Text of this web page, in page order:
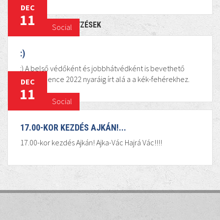
KAPCSOLÓDÓ BEJEGYZÉSEK
Social
DEC
11
:)
:) A belső védőként és jobbhátvédként is bevethető
Molnár Bence 2022 nyaráig írt alá a a kék-fehérekhez.
Social
DEC
11
17.00-KOR KEZDÉS AJKÁN!...
17.00-kor kezdés Ajkán! Ajka-Vác Hajrá Vác!!!!